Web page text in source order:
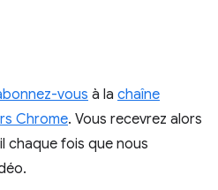
vous à la chaîne
Chrome. Vous recevrez alors
chaque fois que nous